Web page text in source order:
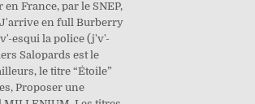
France, par le SNEP,
J'arrive en full Burberry
esqui la police (j'v'-
Salopards est le
le titre “Étoile”
Proposer une